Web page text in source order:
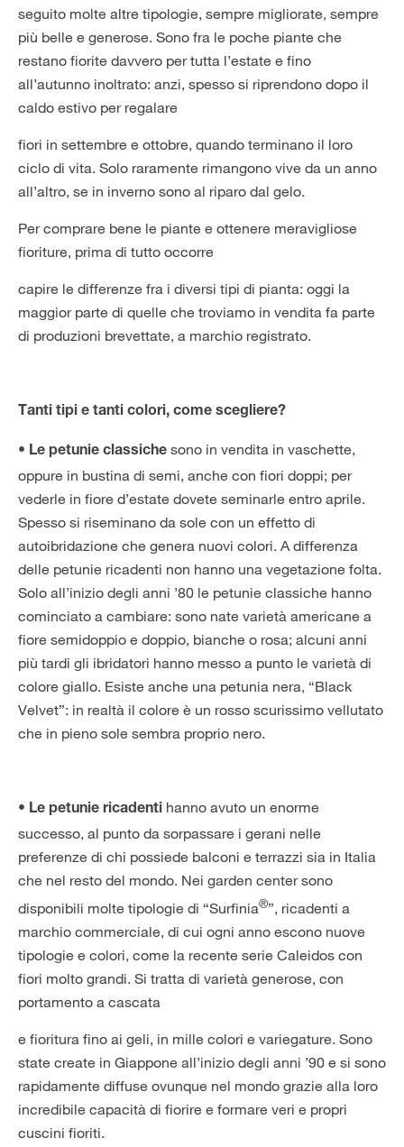
seguito molte altre tipologie, sempre migliorate, sempre
più belle e generose. Sono fra le poche piante che
restano fiorite davvero per tutta l’estate e fino
all’autunno inoltrato: anzi, spesso si riprendono dopo il
caldo estivo per regalare
fiori in settembre e ottobre, quando terminano il loro
ciclo di vita. Solo raramente rimangono vive da un anno
all’altro, se in inverno sono al riparo dal gelo.
Per comprare bene le piante e ottenere meravigliose
fioriture, prima di tutto occorre
capire le differenze fra i diversi tipi di pianta: oggi la
maggior parte di quelle che troviamo in vendita fa parte
di produzioni brevettate, a marchio registrato.
Tanti tipi e tanti colori, come scegliere?
• Le petunie classiche sono in vendita in vaschette,
oppure in bustina di semi, anche con fiori doppi; per
vederle in fiore d’estate dovete seminarle entro aprile.
Spesso si riseminano da sole con un effetto di
autoibridazione che genera nuovi colori. A differenza
delle petunie ricadenti non hanno una vegetazione folta.
Solo all’inizio degli anni ’80 le petunie classiche hanno
cominciato a cambiare: sono nate varietà americane a
fiore semidoppio e doppio, bianche o rosa; alcuni anni
più tardi gli ibridatori hanno messo a punto le varietà di
colore giallo. Esiste anche una petunia nera, “Black
Velvet”: in realtà il colore è un rosso scurissimo vellutato
che in pieno sole sembra proprio nero.
• Le petunie ricadenti hanno avuto un enorme
successo, al punto da sorpassare i gerani nelle
preferenze di chi possiede balconi e terrazzi sia in Italia
che nel resto del mondo. Nei garden center sono
disponibili molte tipologie di “Surfinia®”, ricadenti a
marchio commerciale, di cui ogni anno escono nuove
tipologie e colori, come la recente serie Caleidos con
fiori molto grandi. Si tratta di varietà generose, con
portamento a cascata
e fioritura fino ai geli, in mille colori e variegature. Sono
state create in Giappone all’inizio degli anni ’90 e si sono
rapidamente diffuse ovunque nel mondo grazie alla loro
incredibile capacità di fiorire e formare veri e propri
cuscini fioriti.